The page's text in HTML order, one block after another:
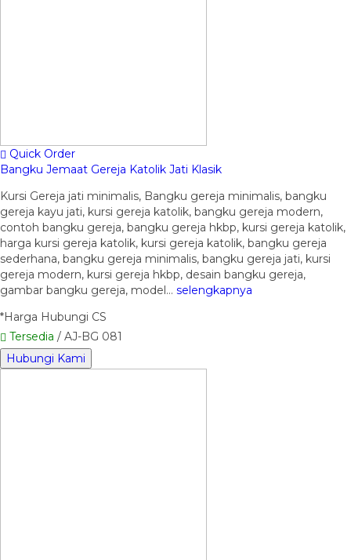
Quick Order
Bangku Jemaat Gereja Katolik Jati Klasik
Kursi Gereja jati minimalis, Bangku gereja minimalis, bangku
gereja kayu jati, kursi gereja katolik, bangku gereja modern,
contoh bangku gereja, bangku gereja hkbp, kursi gereja katolik,
harga kursi gereja katolik, kursi gereja katolik, bangku gereja
sederhana, bangku gereja minimalis, bangku gereja jati, kursi
gereja modern, kursi gereja hkbp, desain bangku gereja,
gambar bangku gereja, model… selengkapnya
*Harga Hubungi CS
Tersedia / AJ-BG 081
Hubungi Kami